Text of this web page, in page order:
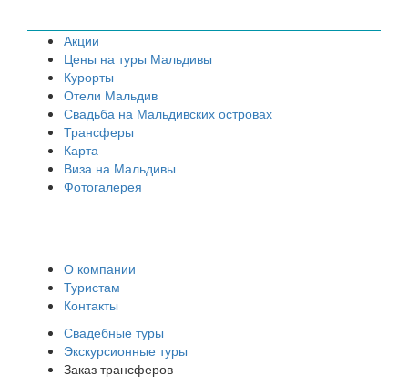
Акции
Цены на туры Мальдивы
Курорты
Отели Мальдив
Свадьба на Мальдивских островах
Трансферы
Карта
Виза на Мальдивы
Фотогалерея
О компании
Туристам
Контакты
Свадебные туры
Экскурсионные туры
Заказ трансферов